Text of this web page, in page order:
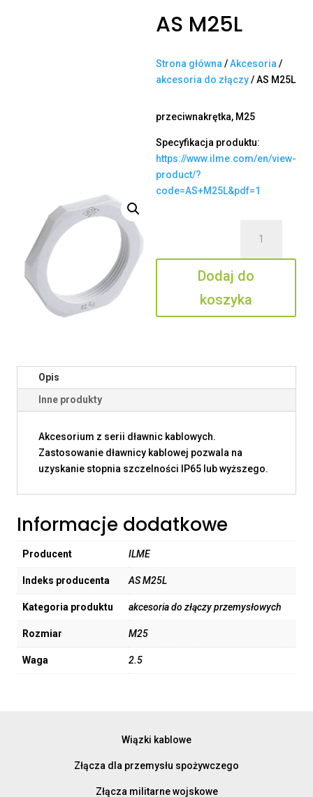
AS M25L
Strona główna /Akcesoria /
akcesoria do złączy/ AS M25L
przeciwnakrętka, M25
Specyfikacja produktu:
https://www.ilme.com/en/view-
product/?
code=AS+M25L&pdf=1
M25L
Dodaj do
koszyka
Opis
Inne produkty
Akcesorium z serii dławnic kablowych.
Zastosowanie dławnicy kablowej pozwala na
uzyskanie stopnia szczelności IP65 lub wyższego.
Informacje dodatkowe
Producent ILME
Indeks producenta AS M25L
Kategoria produktu akcesoria do złączy przemysłowych
Rozmiar M25
Waga 2.5
Wiązki kablowe
Złącza dla przemysłu spożywczego
Złącza militarne wojskowe